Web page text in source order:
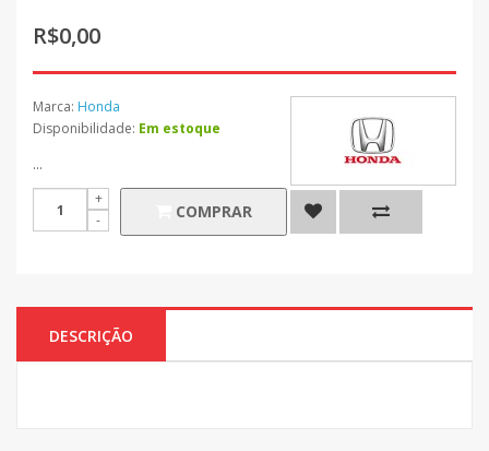
R$0,00
Marca: Honda
Disponibilidade: Em estoque
...
COMPRAR
DESCRIÇÃO